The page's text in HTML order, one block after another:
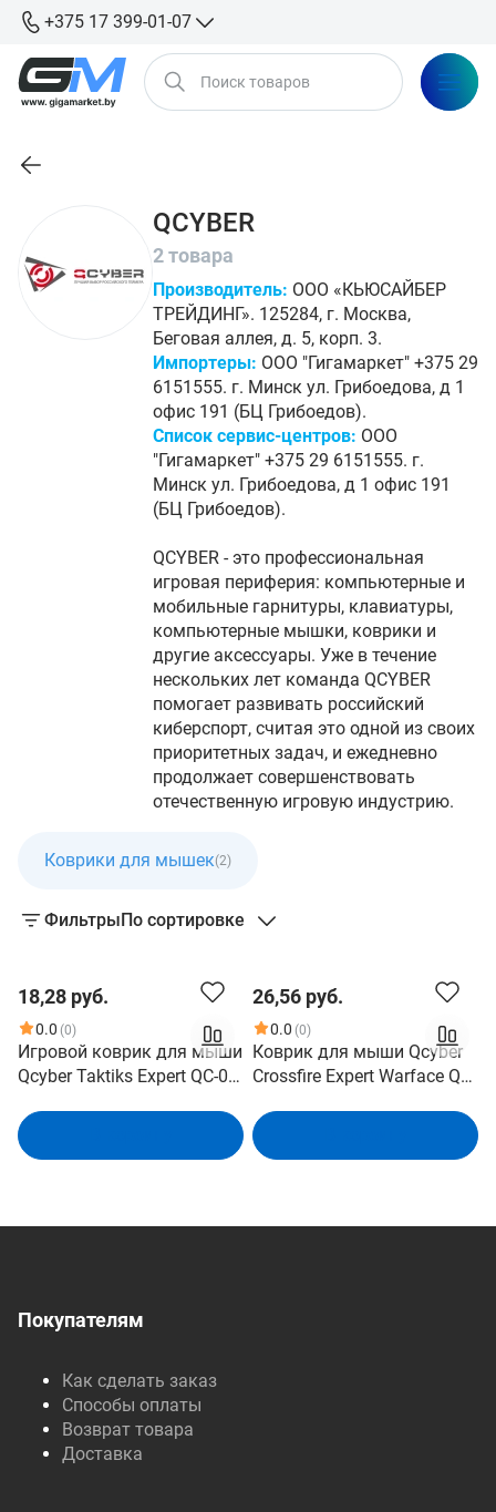
+375 17 399-01-07
QCYBER
2 товара
Производитель: ООО «КЬЮСАЙБЕР
ТРЕЙДИНГ». 125284, г. Москва,
Беговая аллея, д. 5, корп. 3.
Импортеры: ООО "Гигамаркет" +375 29
6151555. г. Минск ул. Грибоедова, д 1
офис 191 (БЦ Грибоедов).
Список сервис-центров: ООО
"Гигамаркет" +375 29 6151555. г.
Минск ул. Грибоедова, д 1 офис 191
(БЦ Грибоедов).
QCYBER - это профессиональная
игровая периферия: компьютерные и
мобильные гарнитуры, клавиатуры,
компьютерные мышки, коврики и
другие аксессуары. Уже в течение
нескольких лет команда QCYBER
помогает развивать российский
киберспорт, считая это одной из своих
приоритетных задач, и ежедневно
продолжает совершенствовать
отечественную игровую индустрию.
Коврики для мышек(2)
ФильтрыПо сортировке
18,28 руб.
0.0 (0)
Игровой коврик для мыши
Qcyber Taktiks Expert QC-04-
26,56 руб.
0.0 (0)
Коврик для мыши Qcyber
Crossfire Expert Warface QC-
Покупателям
Как сделать заказ
Способы оплаты
Возврат товара
Доставка